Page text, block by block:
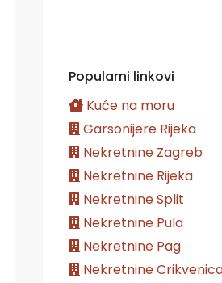
Popularni linkovi
Kuće na moru
Garsonijere Rijeka
Nekretnine Zagreb
Nekretnine Rijeka
Nekretnine Split
Nekretnine Pula
Nekretnine Pag
Nekretnine